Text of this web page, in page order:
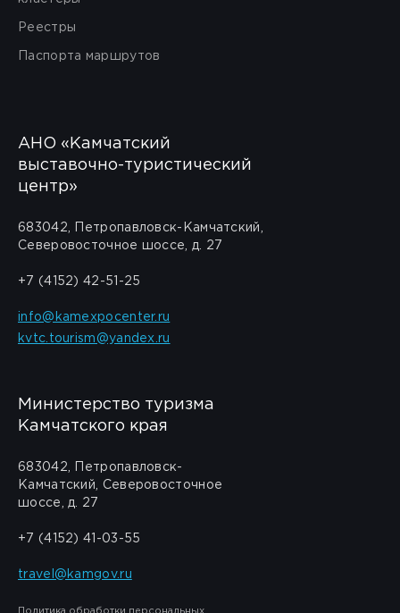
Реестры
Паспорта маршрутов
АНО «Камчатский
выставочно-туристический
центр»
683042, Петропавловск-Камчатский,
Северовосточное шоссе, д. 27
+7 (4152) 42-51-25
info@kamexpocenter.ru
kvtc.tourism@yandex.ru
Министерство туризма
Камчатского края
683042, Петропавловск-
Камчатский, Северовосточное
шоссе, д. 27
+7 (4152) 41-03-55
travel@kamgov.ru
Политика обработки персональных